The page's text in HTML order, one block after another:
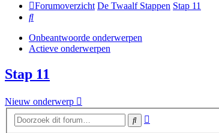
Forumoverzicht De Twaalf Stappen Stap 11
Zoek
Onbeantwoorde onderwerpen
Actieve onderwerpen
Stap 11
Nieuw onderwerp
Zoek